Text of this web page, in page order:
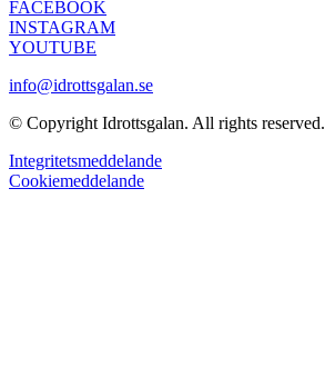
FACEBOOK
INSTAGRAM
YOUTUBE
info@idrottsgalan.se
© Copyright Idrottsgalan. All rights reserved.
Integritetsmeddelande
Cookiemeddelande